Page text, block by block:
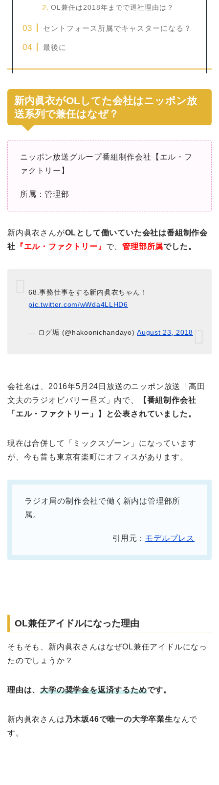
OL兼任は2018年までで退社理由は？
セントフォース所属でキャスターになる？
最後に
新内眞衣がOLしてた会社はニッポン放
送系列で兼任はなぜ？
ニッポン放送グループ番組制作会社【エル・フ
ァクトリー】
所属：管理部
新内眞衣さんがOLとして働いていた会社は番組制作会
社 『エル・ファクトリー』 で、管理部所属でした。
68.事務仕事をする新内眞衣ちゃん！
pic.twitter.com/wWda4LLHD6
— ログ垢 (@hakoonichandayo)August 23, 2018
会社名は、2016年5月24日放送のニッポン放送「高田
文夫のラジオビバリー昼ズ」内で、
【番組制作会社
「エル・ファクトリー」】と公表されていました。
現在は合併して「ミックスゾーン」になっています
が、今も昔も東京有楽町にオフィスがあります。
ラジオ局の制作会社で働く新内は管理部所
属。
引用元： モデルプレス
OL兼任アイドルになった理由
そもそも、新内眞衣さんはなぜOL兼任アイドルになっ
たのでしょうか？
理由は、大学の奨学金を返済するためです。
新内眞衣さんは 乃木坂46で唯一の大学卒業生なんで
す。